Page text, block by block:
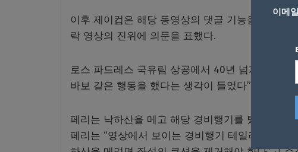
이후 제이컵은 해당 동영상의 댓글 기능을 차단했
락 영상의 진위에 의문을 표했다.
로스 파드레스 국유림 상공에서 40년 넘게 비행기
바보 같은 행동을 했다는 생각이 들었다”고 했다.
페리는 낙하산을 메고 해당 경비행기를 탔다는 사
페리는 “영상에서 보이는 경비행기 테일러크래프
이메